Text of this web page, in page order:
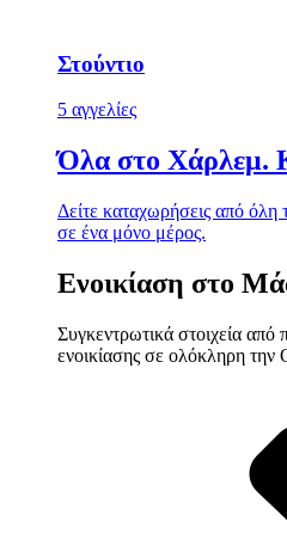
Στούντιο
5 αγγελίες
Όλα στο Χάρλεμ.
Δείτε καταχωρήσεις από
σε ένα μόνο μέρος.
Ενοικίαση στο
Συγκεντρωτικά στοιχεία
ενοικίασης σε ολόκληρη την